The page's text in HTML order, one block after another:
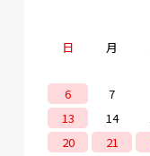
日 月
6
7
13
14
20
21